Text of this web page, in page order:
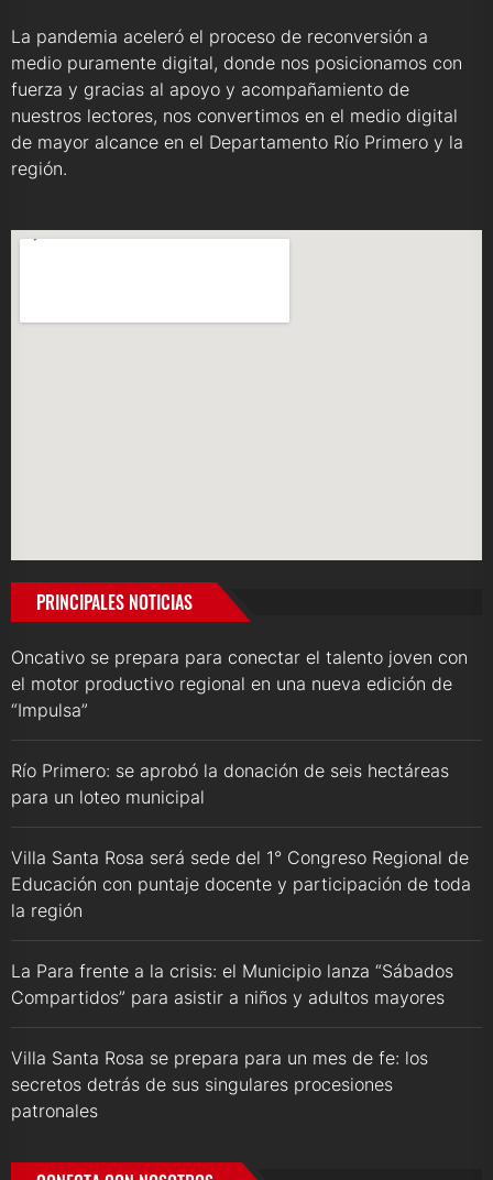
La pandemia aceleró el proceso de reconversión a
medio puramente digital, donde nos posicionamos con
fuerza y gracias al apoyo y acompañamiento de
nuestros lectores, nos convertimos en el medio digital
de mayor alcance en el Departamento Río Primero y la
región.
PRINCIPALES NOTICIAS
Oncativo se prepara para conectar el talento joven con
el motor productivo regional en una nueva edición de
“Impulsa”
Río Primero: se aprobó la donación de seis hectáreas
para un loteo municipal
Villa Santa Rosa será sede del 1° Congreso Regional de
Educación con puntaje docente y participación de toda
la región
La Para frente a la crisis: el Municipio lanza “Sábados
Compartidos” para asistir a niños y adultos mayores
Villa Santa Rosa se prepara para un mes de fe: los
secretos detrás de sus singulares procesiones
patronales